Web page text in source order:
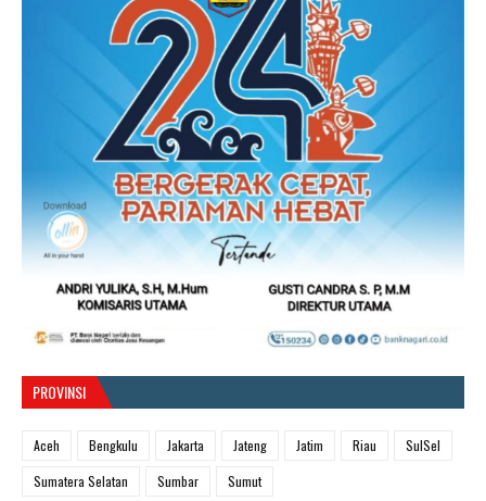
PROVINSI
Aceh Bengkulu Jakarta Jateng Jatim Riau
SulSel
Sumatera Selatan
Sumbar Sumut